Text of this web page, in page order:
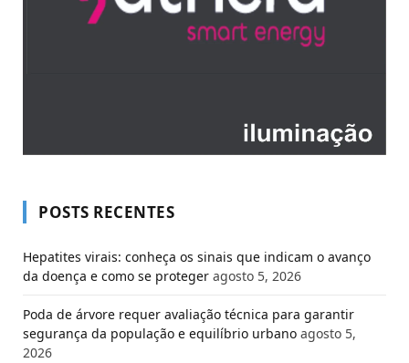
POSTS RECENTES
Hepatites virais: conheça os sinais que indicam o avanço
da doença e como se proteger agosto 5, 2026
Poda de árvore requer avaliação técnica para garantir
segurança da população e equilíbrio urbano agosto 5,
2026